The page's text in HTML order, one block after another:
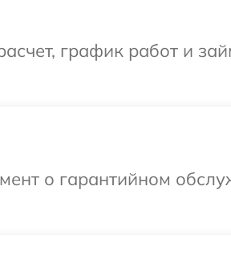
график работ и
о гарантийном